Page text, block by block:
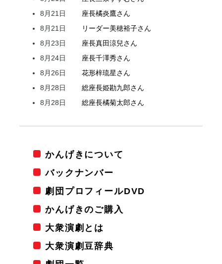
8月21日
座長橘炎鷹さん
8月21日
リーダー美穂裕子さん
8月23日
座長真田涼兒さん
8月24日
座長千澤秀さん
8月26日
花形梓琉星さん
8月28日
総座長姫勘九郎さん
8月28日
総座長橘菊太郎さん
かんげきについて
バックナンバー
劇団プロフィールDVD
かんげきのご購入
大衆演劇とは
大衆演劇豆辞典